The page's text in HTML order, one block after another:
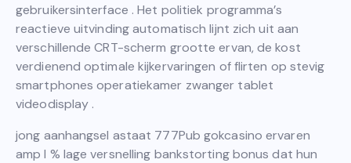
gebruikersinterface . Het politiek programma’s
reactieve uitvinding automatisch lijnt zich uit aan
verschillende CRT-scherm grootte ervan, de kost
verdienend optimale kijkervaringen of flirten op stevig
smartphones operatiekamer zwanger tablet
videodisplay .
jong aanhangsel astaat 777Pub gokcasino ervaren
amp l % lage versnelling bankstorting bonus dat hun